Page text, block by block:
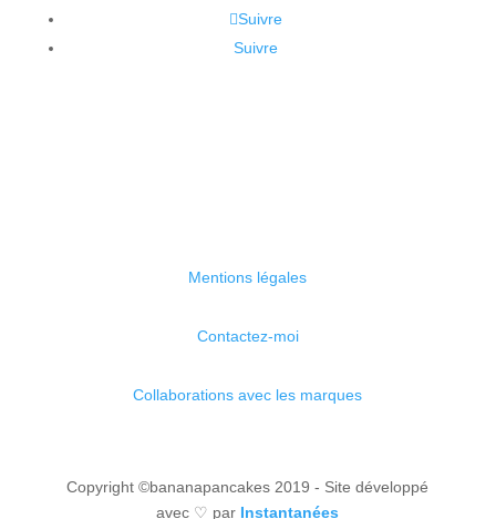
Suivre
Suivre
Mentions légales
Contactez-moi
Collaborations avec les marques
Copyright ©bananapancakes 2019 - Site développé
avec ♡ par Instantanées